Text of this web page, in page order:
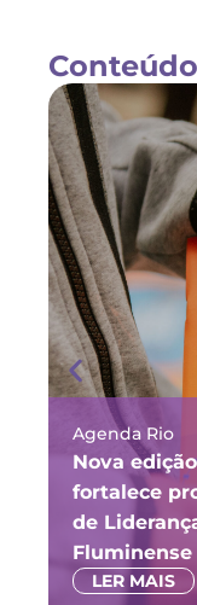
Agenda Rio
Nova
fortalece
de
Fluminense
LER MAIS